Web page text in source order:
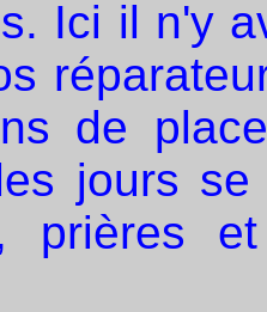
Ici il n'y
de
jours
prières